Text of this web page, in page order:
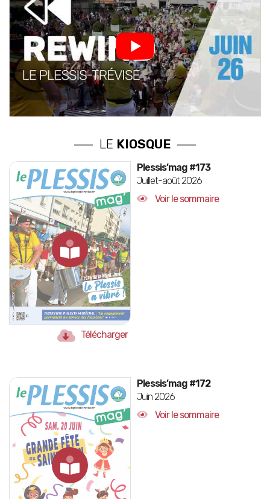
LE KIOSQUE
Télécharger
Plessis’mag #173
Juillet-août 2026
Voir le sommaire
Plessis’mag #172
Juin 2026
Voir le sommaire